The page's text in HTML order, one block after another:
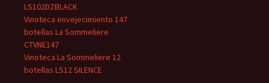
LS102DZBLACK
Vinoteca envejecimiento 147
botellas La Sommeliere
CTVNE147
Vinoteca La Sommeliere 12
botellas LS12 SILENCE